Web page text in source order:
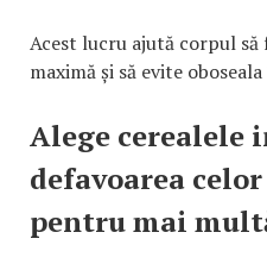
Acest lucru ajută corpul
maximă și să evite
Alege cerealele
defavoarea
pentru mai